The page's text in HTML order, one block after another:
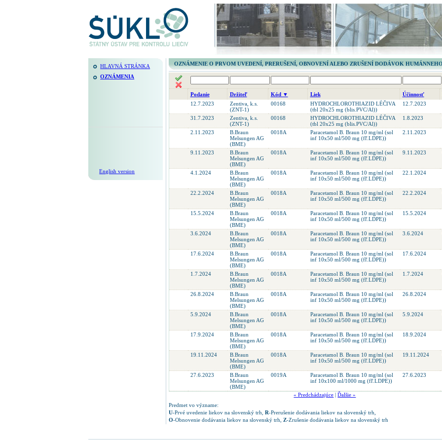
HLAVNÁ STRÁNKA
OZNÁMENIA
English version
OZNÁMENIE O PRVOM UVEDENÍ, PRERUŠENÍ, OBNOVENÍ ALEBO ZRUŠENÍ DODÁVOK
Podanie Držiteľ Kód ▼ Liek Účinnosť
12.7.2023
Zentiva, k.s.
(ZNT-1)
00168
HYDROCHLOROTHIAZID LÉČIVA
(tbl 20x25 mg (blis.PVC/Al))
12.7.2023
31.7.2023
Zentiva, k.s.
(ZNT-1)
00168
HYDROCHLOROTHIAZID LÉČIVA
(tbl 20x25 mg (blis.PVC/Al))
1.8.2023
2.11.2023
B.Braun
Melsungen AG
(BME)
0018A
Paracetamol B. Braun 10 mg/ml (sol
inf 10x50 ml/500 mg (fľ.LDPE))
2.11.2023
9.11.2023
B.Braun
Melsungen AG
(BME)
0018A
Paracetamol B. Braun 10 mg/ml (sol
inf 10x50 ml/500 mg (fľ.LDPE))
9.11.2023
4.1.2024
B.Braun
Melsungen AG
(BME)
0018A
Paracetamol B. Braun 10 mg/ml (sol
inf 10x50 ml/500 mg (fľ.LDPE))
22.1.2024
22.2.2024
B.Braun
Melsungen AG
(BME)
0018A
Paracetamol B. Braun 10 mg/ml (sol
inf 10x50 ml/500 mg (fľ.LDPE))
22.2.2024
15.5.2024
B.Braun
Melsungen AG
(BME)
0018A
Paracetamol B. Braun 10 mg/ml (sol
inf 10x50 ml/500 mg (fľ.LDPE))
15.5.2024
3.6.2024
B.Braun
Melsungen AG
(BME)
0018A
Paracetamol B. Braun 10 mg/ml (sol
inf 10x50 ml/500 mg (fľ.LDPE))
3.6.2024
17.6.2024
B.Braun
Melsungen AG
(BME)
0018A
Paracetamol B. Braun 10 mg/ml (sol
inf 10x50 ml/500 mg (fľ.LDPE))
17.6.2024
1.7.2024
B.Braun
Melsungen AG
(BME)
0018A
Paracetamol B. Braun 10 mg/ml (sol
inf 10x50 ml/500 mg (fľ.LDPE))
1.7.2024
26.8.2024
B.Braun
Melsungen AG
(BME)
0018A
Paracetamol B. Braun 10 mg/ml (sol
inf 10x50 ml/500 mg (fľ.LDPE))
26.8.2024
5.9.2024
B.Braun
Melsungen AG
(BME)
0018A
Paracetamol B. Braun 10 mg/ml (sol
inf 10x50 ml/500 mg (fľ.LDPE))
5.9.2024
17.9.2024
B.Braun
Melsungen AG
(BME)
0018A
Paracetamol B. Braun 10 mg/ml (sol
inf 10x50 ml/500 mg (fľ.LDPE))
18.9.2024
19.11.2024
B.Braun
Melsungen AG
(BME)
0018A
Paracetamol B. Braun 10 mg/ml (sol
inf 10x50 ml/500 mg (fľ.LDPE))
19.11.2024
27.6.2023
B.Braun
Melsungen AG
(BME)
0019A
Paracetamol B. Braun 10 mg/ml (sol
inf 10x100 ml/1000 mg (fľ.LDPE))
27.6.2023
« Predchádzajúce |Ďalšie »
Predmet vo význame:
U-Prvé uvedenie liekov na slovenský trh, R-Prerušenie dodávania liekov na slovenský trh,
O-Obnovenie dodávania liekov na slovenský trh, Z-Zrušenie dodávania liekov na slovenský trh